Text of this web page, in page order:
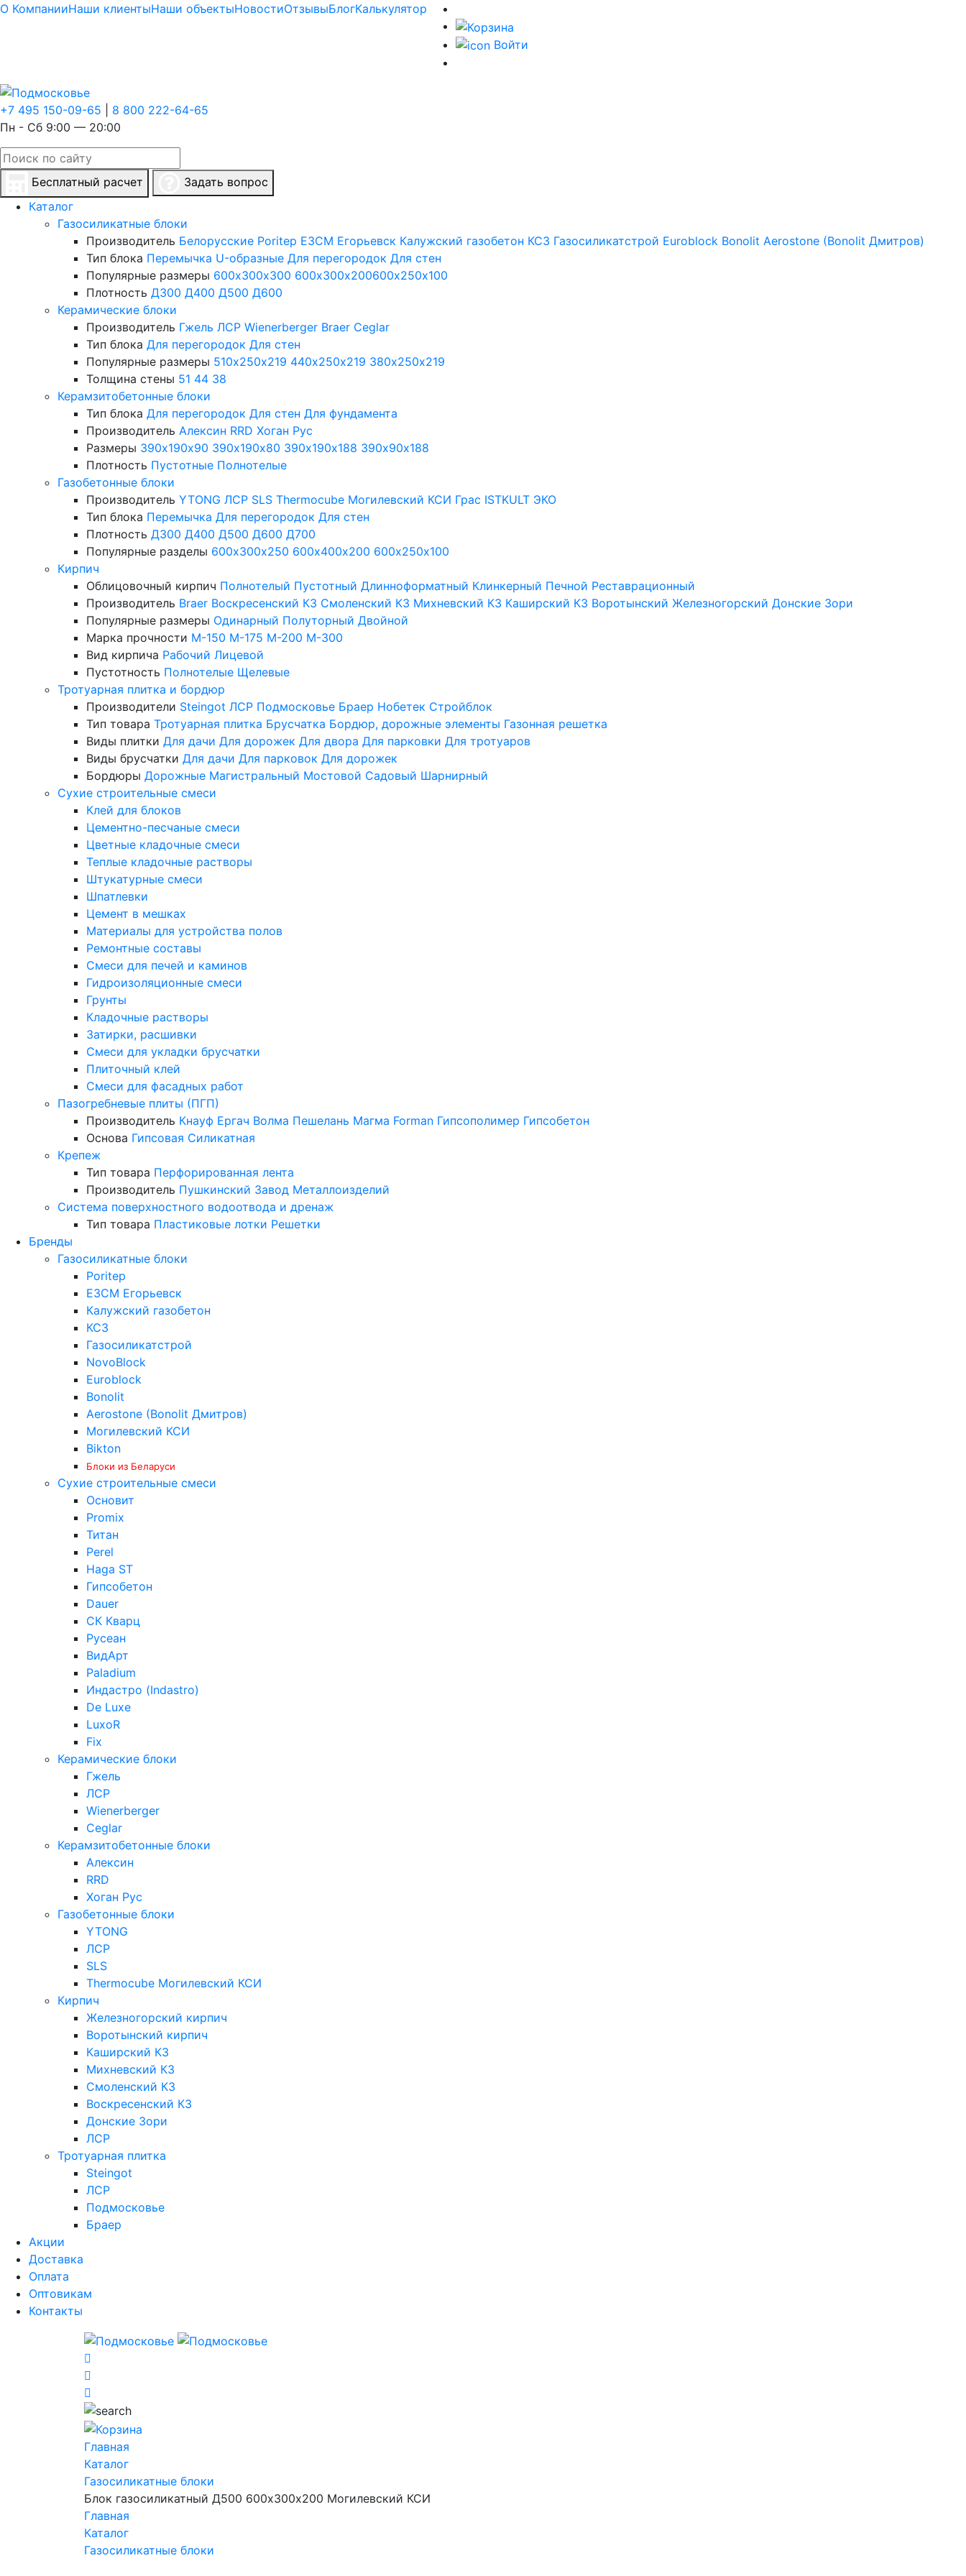
О КомпанииНаши клиентыНаши объектыНовостиОтзывыБлогКалькулятор
Войти
+7 495 150-09-65
8 800 222-64-65
Пн - Сб 9:00 — 20:00
Бесплатный расчет
Задать вопрос
Каталог
Газосиликатные блоки
Производитель Белорусские Poritep ЕЗСМ Егорьевск Калужский газобетон КСЗ Газосиликатстрой Euroblock Bonolit Aerostone (Bonolit Дмитров)
Тип блока Перемычка U-образные Для перегородок Для стен
Популярные размеры 600х300х300 600х300х200600х250х100
Плотность Д300 Д400 Д500 Д600
Керамические блоки
Производитель Гжель ЛСР Wienerberger Braer Ceglar
Тип блока Для перегородок Для стен
Популярные размеры 510х250х219 440х250х219 380х250х219
Толщина стены 51 44 38
Керамзитобетонные блоки
Тип блока Для перегородок Для стен Для фундамента
Производитель Алексин RRD Хоган Рус
Размеры 390х190х90 390х190х80 390х190х188 390х90х188
Плотность Пустотные Полнотелые
Газобетонные блоки
Производитель YTONG ЛСР SLS Thermocube Могилевский КСИ Грас ISTKULT ЭКО
Тип блока Перемычка Для перегородок Для стен
Плотность Д300 Д400 Д500 Д600 Д700
Популярные разделы 600х300х250 600х400х200 600х250х100
Кирпич
Облицовочный кирпич Полнотелый Пустотный Длинноформатный Клинкерный Печной Реставрационный
Производитель Braer Воскресенский КЗ Смоленский КЗ Михневский КЗ Каширский КЗ Воротынский Железногорский Донские Зори
Популярные размеры Одинарный Полуторный Двойной
Марка прочности М-150 М-175 М-200 М-300
Вид кирпича Рабочий Лицевой
Пустотность Полнотелые Щелевые
Тротуарная плитка и бордюр
Производители Steingot ЛСР Подмосковье Браер Нобетек Стройблок
Тип товара Тротуарная плитка Брусчатка Бордюр, дорожные элементы Газонная решетка
Виды плитки Для дачи Для дорожек Для двора Для парковки Для тротуаров
Виды брусчатки Для дачи Для парковок Для дорожек
Бордюры Дорожные Магистральный Мостовой Садовый Шарнирный
Сухие строительные смеси
Клей для блоков
Цементно-песчаные смеси
Цветные кладочные смеси
Теплые кладочные растворы
Штукатурные смеси
Шпатлевки
Цемент в мешках
Материалы для устройства полов
Ремонтные составы
Смеси для печей и каминов
Гидроизоляционные смеси
Грунты
Кладочные растворы
Затирки, расшивки
Смеси для укладки брусчатки
Плиточный клей
Смеси для фасадных работ
Пазогребневые плиты (ПГП)
Производитель Кнауф Ергач Волма Пешелань Магма Forman Гипсополимер Гипсобетон
Основа Гипсовая Силикатная
Крепеж
Тип товара Перфорированная лента
Производитель Пушкинский Завод Металлоизделий
Система поверхностного водоотвода и дренаж
Тип товара Пластиковые лотки Решетки
Бренды
Газосиликатные блоки
Poritep
ЕЗСМ Егорьевск
Калужский газобетон
КСЗ
Газосиликатстрой
NovoBlock
Euroblock
Bonolit
Aerostone (Bonolit Дмитров)
Могилевский КСИ
Bikton
Блоки из Беларуси
Сухие строительные смеси
Основит
Promix
Титан
Perel
Haga ST
Гипсобетон
Dauer
СК Кварц
Русеан
ВидАрт
Paladium
Индастро (Indastro)
De Luxe
LuxoR
Fix
Керамические блоки
Гжель
ЛСР
Wienerberger
Ceglar
Керамзитобетонные блоки
Алексин
RRD
Хоган Рус
Газобетонные блоки
YTONG
ЛСР
SLS
Thermocube Могилевский КСИ
Кирпич
Железногорский кирпич
Воротынский кирпич
Каширский КЗ
Михневский КЗ
Смоленский КЗ
Воскресенский КЗ
Донские Зори
ЛСР
Тротуарная плитка
Steingot
ЛСР
Подмосковье
Браер
Акции
Доставка
Оплата
Оптовикам
Контакты
Главная
Каталог
Газосиликатные блоки
Блок газосиликатный Д500 600х300х200 Могилевский КСИ
Главная
Каталог
Газосиликатные блоки